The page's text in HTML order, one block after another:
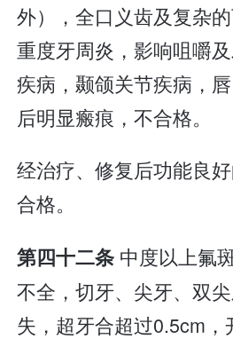
外），全口义齿及复杂
重度牙周炎，影响咀嚼
疾病，颞颌关节疾病，
后明显瘢痕，不合格。
经治疗、修复后功能良
合格。
第四十二条 中度以上氟
不全，切牙、尖牙、双
失，超牙合超过0.5cm，